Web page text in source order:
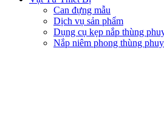
Can đựng mẫu
Dịch vụ sản phẩm
Dụng cụ kẹp nắp thùng
Nắp niêm phong thùng